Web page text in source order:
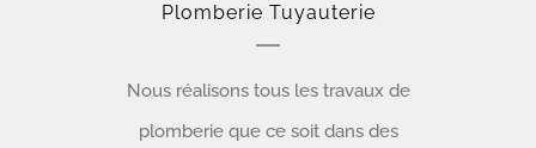
Plomberie Tuyauterie
Nous réalisons tous les travaux de
plomberie que ce soit dans des